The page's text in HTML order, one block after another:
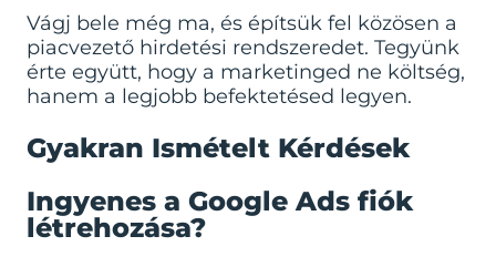
Vágj bele még ma, és építsük fel közösen a
piacvezető hirdetési rendszeredet. Tegyünk
érte együtt, hogy a marketinged ne költség,
hanem a legjobb befektetésed legyen.
Gyakran Ismételt Kérdések
Ingyenes a Google Ads fiók
létrehozása?